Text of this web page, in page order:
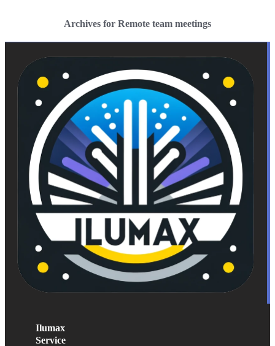
Archives for Remote team meetings
Ilumax
Service